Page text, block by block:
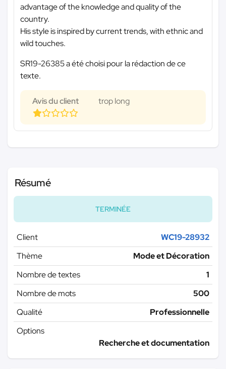
advantage of the knowledge and quality of the
country.
His style is inspired by current trends, with ethnic and
wild touches.
SR19-26385 a été choisi pour la rédaction de ce
texte.
Avis du client trop long
Résumé
TERMINÉE
Client
WC19-28932
Thème
Mode et Décoration
Nombre de textes
1
Nombre de mots
500
Qualité
Professionnelle
Options
Recherche et documentation